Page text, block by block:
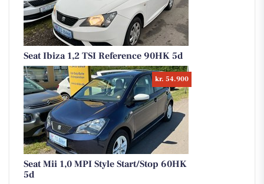
Seat Ibiza 1,2 TSI Reference 90HK 5d
kr. 54.900
Seat Mii 1,0 MPI Style Start/Stop 60HK
5d